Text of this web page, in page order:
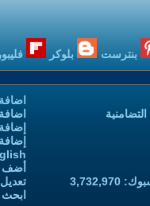
بنترست بلوكر
أضف